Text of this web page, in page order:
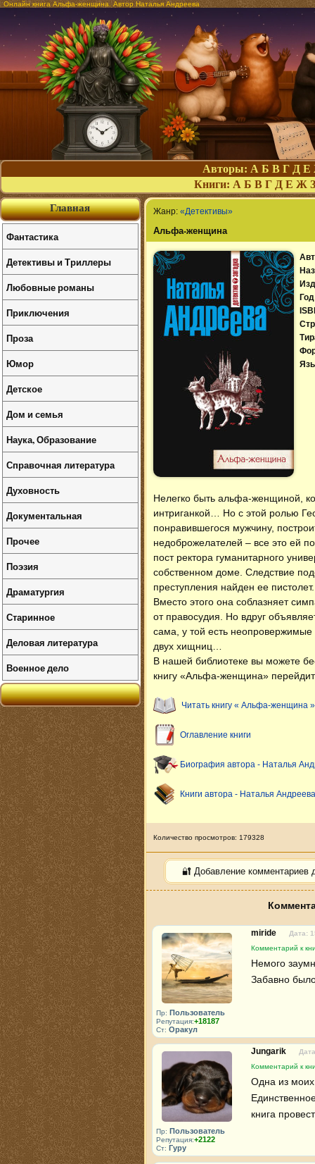
Онлайн книга Альфа-женщина. Автор Наталья Андреева
Авторы: А Б В Г Д Е
Книги: А Б В Г Д Е Ж З
Жанр: «Детективы»
Альфа-женщина
Нелегко быть альфа-женщиной,
интриганкой… Но с этой ролью
понравившегося мужчину,
недоброжелателей – все это ей
пост ректора гуманитарного
собственном доме. Следствие
преступления найден ее
Вместо этого она соблазняет
от правосудия. Но вдруг
сама, у той есть неопровержимые
двух хищниц…
В нашей библиотеке вы можете
книгу «Альфа-женщина»
Читать книгу « Альфа-женщина »
Оглавление книги
Биография автора - Наталья
Книги автора - Наталья Андреева
Количество просмотров: 179328
🔐 Добавление комментариев
Пр: Пользователь
Репутация:+18187
Ст: Оракул
miride
Дата:
Комментарий к
Немого
Забавно
Пр: Пользователь
Репутация:+2122
Ст: Гуру
Jungarik
Комментарий к
Одна из моих
книга
Главная
Фантастика
Детективы и Триллеры
Любовные романы
Приключения
Проза
Юмор
Детское
Дом и семья
Наука, Образование
Справочная литература
Духовность
Документальная
Прочее
Поэзия
Драматургия
Старинное
Деловая литература
Военное дело